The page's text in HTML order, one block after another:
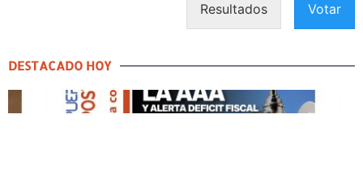
Resultados Votar
DESTACADO HOY